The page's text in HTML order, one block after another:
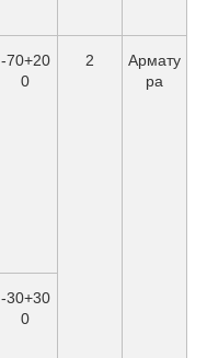
-70+20
0
2
Армату
ра
-30+30
0